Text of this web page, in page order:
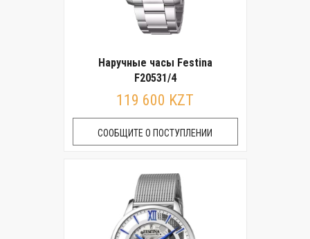
Наручные часы Festina
F20531/4
119 600 KZT
СООБЩИТЕ О ПОСТУПЛЕНИИ